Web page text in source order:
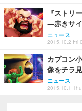
『ストリ
―赤きサ
ニュース
2015.10.2 Fri
カプコン
像をチラ
ニュース
2015.10.1